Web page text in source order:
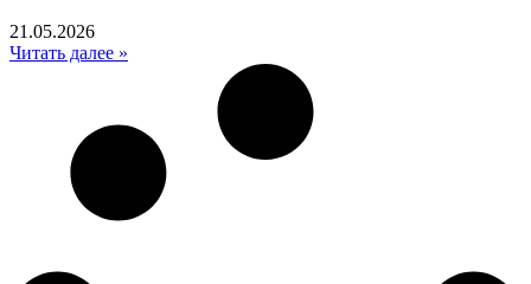
21.05.2026
Читать далее »